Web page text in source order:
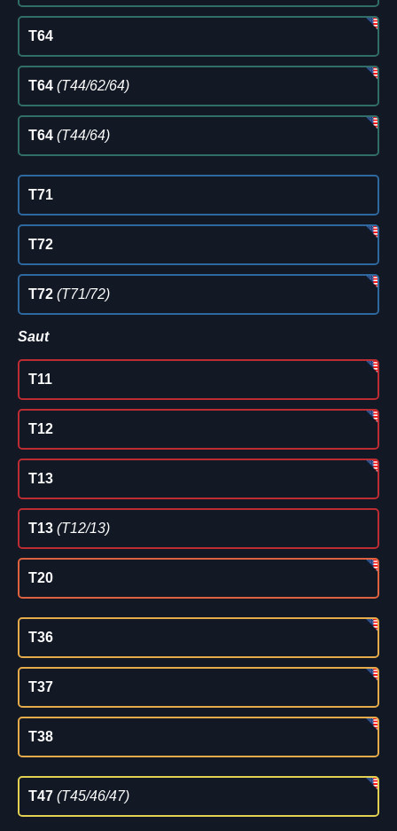
T64
T64 (T44/62/64)
T64 (T44/64)
T71
T72
T72 (T71/72)
Saut
T11
T12
T13
T13 (T12/13)
T20
T36
T37
T38
T47 (T45/46/47)